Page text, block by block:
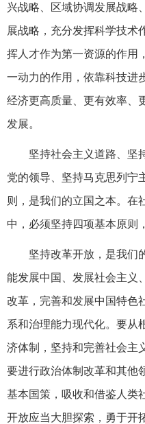
兴战略、区域协调发展战略
展战略，充分发挥科学技术
挥人才作为第一资源的作用
一动力的作用，依靠科技进
经济更高质量、更有效率、
发展。
坚持社会主义道路、坚
党的领导、坚持马克思列宁
则，是我们的立国之本。在
中，必须坚持四项基本原则
坚持改革开放，是我们
能发展中国、发展社会主义
改革，完善和发展中国特色
系和治理能力现代化。要从
济体制，坚持和完善社会主
要进行政治体制改革和其他
基本国策，吸收和借鉴人类
开放应当大胆探索，勇于开